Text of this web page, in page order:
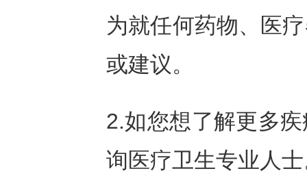
为就任何药物、医
或建议。
2.如您想了解更多
询医疗卫生专业人